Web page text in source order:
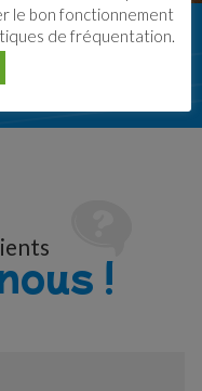
les réalisations
!
le bon fonctionnement
de fréquentation.